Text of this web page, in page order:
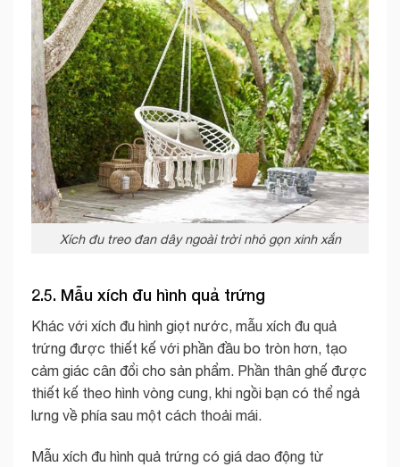
Xích đu treo đan dây ngoài trời nhỏ gọn xinh xắn
2.5. Mẫu xích đu hình quả trứng
Khác với xích đu hình giọt nước, mẫu xích đu quả
trứng được thiết kế với phần đầu bo tròn hơn, tạo
cảm giác cân đổi cho sản phẩm. Phần thân ghế được
thiết kế theo hình vòng cung, khi ngồi bạn có thể ngả
lưng về phía sau một cách thoải mái.
Mẫu xích đu hình quả trứng có giá dao động từ